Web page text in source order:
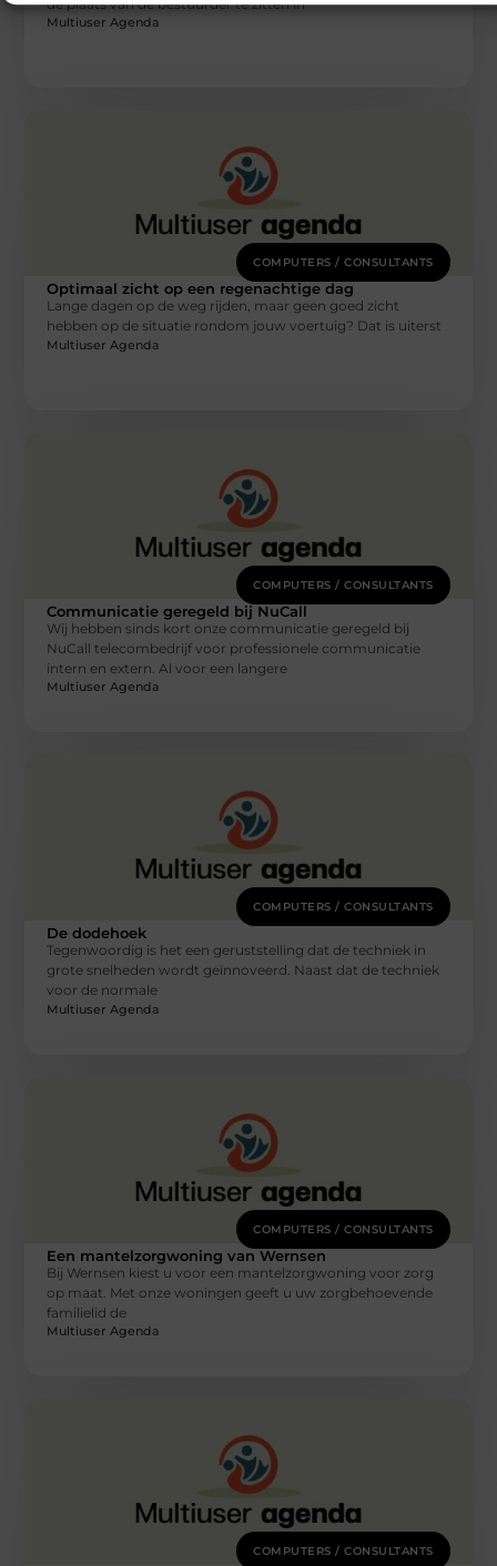
de plaats van de bestuurder te zitten in
Multiuser Agenda
COMPUTERS / CONSULTANTS
Optimaal zicht op een regenachtige dag
Lange dagen op de weg rijden, maar geen goed zicht
hebben op de situatie rondom jouw voertuig? Dat is uiterst
Multiuser Agenda
COMPUTERS / CONSULTANTS
Communicatie geregeld bij NuCall
Wij hebben sinds kort onze communicatie geregeld bij
NuCall telecombedrijf voor professionele communicatie
intern en extern. Al voor een langere
Multiuser Agenda
COMPUTERS / CONSULTANTS
De dodehoek
Tegenwoordig is het een geruststelling dat de techniek in
grote snelheden wordt geïnnoveerd. Naast dat de techniek
voor de normale
Multiuser Agenda
COMPUTERS / CONSULTANTS
Een mantelzorgwoning van Wernsen
Bij Wernsen kiest u voor een mantelzorgwoning voor zorg
op maat. Met onze woningen geeft u uw zorgbehoevende
familielid de
Multiuser Agenda
COMPUTERS / CONSULTANTS